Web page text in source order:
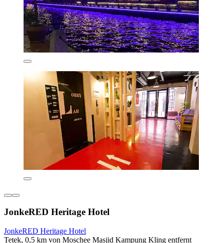
JonkeRED Heritage Hotel
JonkeRED Heritage Hotel
Tetek, 0,5 km von Moschee Masjid Kampung Kling entfernt